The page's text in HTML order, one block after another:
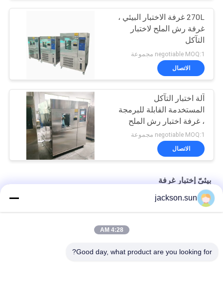
270L غرفة الاختبار البيئي ،
غرفة رش الملح لاختبار
التآكل
negotiable MOQ:1 مجموعة
الاتصال
آلة اختبار التآكل
المستخدمة القابلة للبرمجة
، غرفة اختبار رش الملح
AC220V
negotiable MOQ:1 مجموعة
الاتصال
بيئيّ إختبار غرفة
غرفة الاختبار البيئي بالمياه المبردة 50 هرتز
jackson.sun
4:28 AM
Good day, what product are you looking for?